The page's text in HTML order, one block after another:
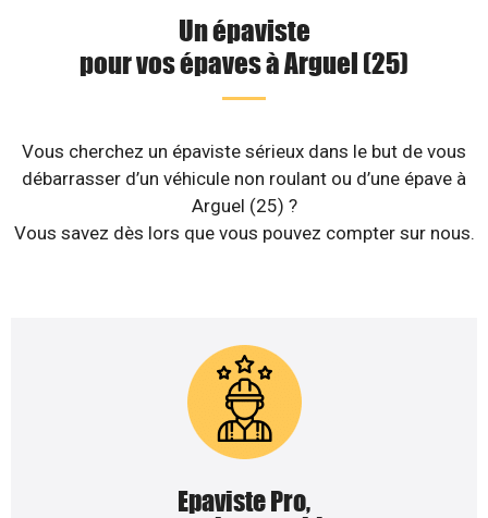
Un épaviste
pour vos épaves à Arguel (25)
Vous cherchez un épaviste sérieux dans le but de vous
débarrasser d’un véhicule non roulant ou d’une épave à
Arguel (25) ?
Vous savez dès lors que vous pouvez compter sur nous.
Epaviste Pro,